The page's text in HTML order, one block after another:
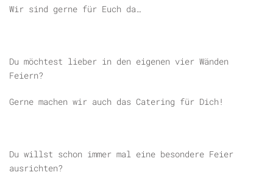
Wir sind gerne für Euch da…
Du möchtest lieber in den eigenen vier Wänden
Feiern?
Gerne machen wir auch das Catering für Dich!
Du willst schon immer mal eine besondere Feier
ausrichten?